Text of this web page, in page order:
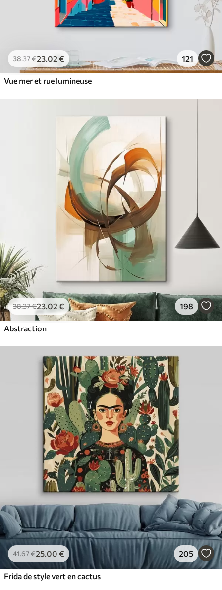
38.37€23.02 € 121
Vue mer et rue lumineuse
38.37€23.02 € 198
Abstraction
41.67€25.00 € 205
Frida de style vert en cactus